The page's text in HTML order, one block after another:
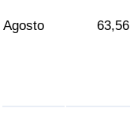
Agosto 63,56